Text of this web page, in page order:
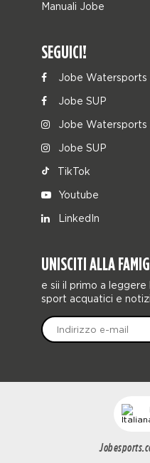
Manuali Jobe
SEGUICI!
Jobe Watersports
Jobe SUP
Jobe Watersports
Jobe SUP
TikTok
Youtube
LinkedIn
UNISCITI ALLA
e sii il primo a
sport acquatici e